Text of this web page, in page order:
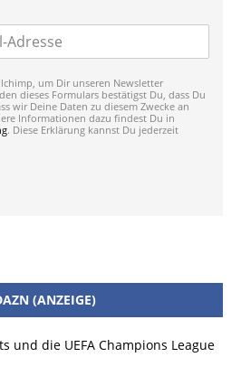
um Dir unseren Newsletter
dieses Formulars bestätigst Du, dass Du
wir Deine Daten zu diesem Zwecke an
Informationen dazu findest Du in
. Diese Erklärung kannst Du jederzeit
(ANZEIGE)
und die UEFA Champions League